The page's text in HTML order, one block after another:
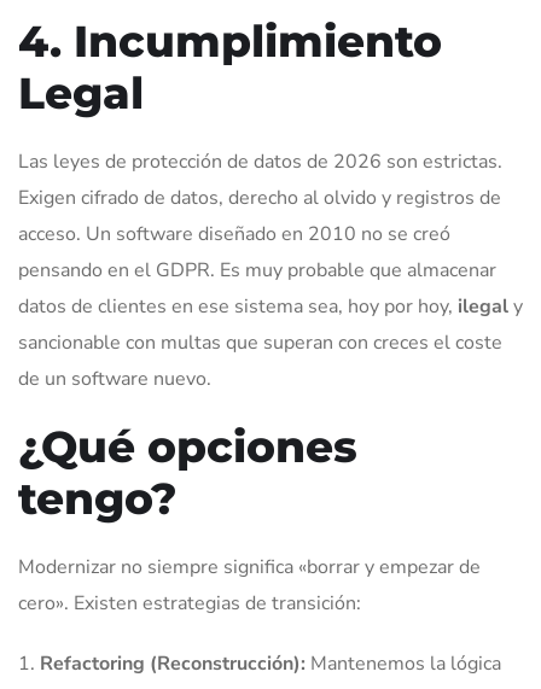
4. Incumplimiento
Legal
Las leyes de protección de datos de 2026 son estrictas.
Exigen cifrado de datos, derecho al olvido y registros de
acceso. Un software diseñado en 2010 no se creó
pensando en el GDPR. Es muy probable que almacenar
datos de clientes en ese sistema sea, hoy por hoy, ilegaly
sancionable con multas que superan con creces el coste
de un software nuevo.
¿Qué opciones
tengo?
Modernizar no siempre significa «borrar y empezar de
cero». Existen estrategias de transición:
Refactoring (Reconstrucción): Mantenemos la lógica